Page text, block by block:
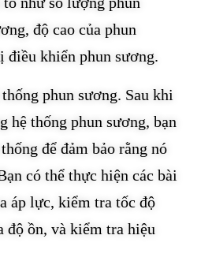
độ cao của phun
điều khiển phun sương.
phun sương. Sau khi
hệ thống phun sương, bạn
để đảm bảo rằng nó
có thể thực hiện các bài
áp lực, kiểm tra tốc độ
độ ồn, và kiểm tra hiệu